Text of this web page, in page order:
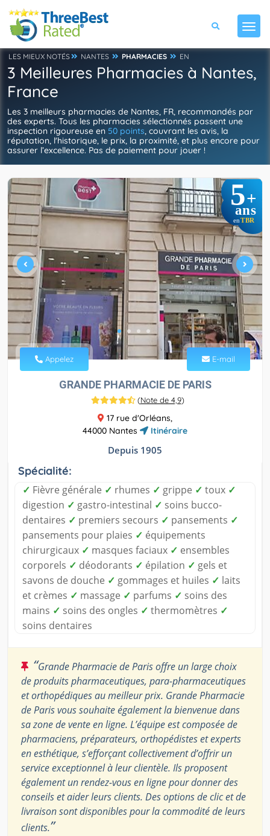
LES MIEUX NOTÉS NANTES PHARMACIES EN
3 Meilleures Pharmacies à Nantes,
France
Les 3 meilleurs pharmacies de Nantes, FR, recommandés par
des experts. Tous les pharmacies sélectionnés passent une
inspection rigoureuse en 50 points, couvrant les avis, la
réputation, l'historique, le prix, la proximité, et plus encore pour
assurer l’excellence. Pas de paiement pour jouer !
5+
ans
en TBR
Appelez E-mail
GRANDE PHARMACIE DE PARIS
(Note de 4,9)
17 rue d'Orléans,
44000 Nantes
Itinéraire
Depuis 1905
Spécialité:
✓ Fièvre générale ✓ rhumes ✓ grippe ✓ toux ✓
digestion ✓ gastro-intestinal ✓ soins bucco-
dentaires ✓ premiers secours ✓ pansements ✓
pansements pour plaies ✓ équipements
chirurgicaux ✓ masques faciaux ✓ ensembles
corporels ✓ déodorants ✓ épilation ✓ gels et
savons de douche ✓ gommages et huiles ✓ laits
et crèmes ✓ massage ✓ parfums ✓ soins des
mains ✓ soins des ongles ✓ thermomètres ✓
soins dentaires
“Grande Pharmacie de Paris offre un large choix
de produits pharmaceutiques, para-pharmaceutiques
et orthopédiques au meilleur prix. Grande Pharmacie
de Paris vous souhaite également la bienvenue dans
sa zone de vente en ligne. L’équipe est composée de
pharmaciens, préparateurs, orthopédistes et experts
en esthétique, s’efforçant collectivement d’offrir un
service exceptionnel à leur clientèle. Ils proposent
également un rendez-vous en ligne pour donner des
conseils et aider leurs clients. Des options de clic et de
livraison sont disponibles pour la commodité de leurs
clients.”